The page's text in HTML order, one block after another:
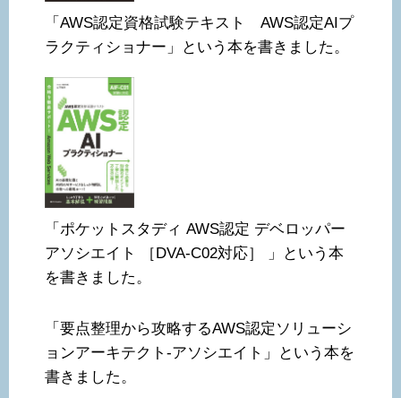
「AWS認定資格試験テキスト AWS認定AIプ
ラクティショナー」という本を書きました。
「ポケットスタディ AWS認定 デベロッパー
アソシエイト ［DVA-C02対応］ 」という本
を書きました。
「要点整理から攻略するAWS認定ソリューシ
ョンアーキテクト-アソシエイト」という本を
書きました。